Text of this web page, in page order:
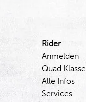
Rider
Anmelden
Quad Klasse
Alle Infos
Services